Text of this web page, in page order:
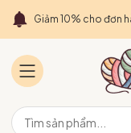
Giảm 10% cho đơn